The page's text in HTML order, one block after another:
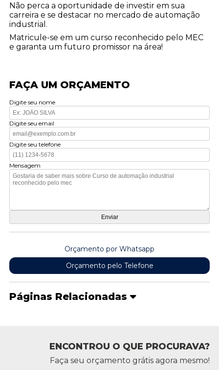
Não perca a oportunidade de investir em sua
carreira e se destacar no mercado de automação
industrial.
Matricule-se em um curso reconhecido pelo MEC
e garanta um futuro promissor na área!
FAÇA UM ORÇAMENTO
Digite seu nome
Digite seu email
Digite seu telefone
Mensagem
Orçamento por Whatsapp
Orçamento pelo Telefone
Páginas Relacionadas
ENCONTROU O QUE PROCURAVA?
Faça seu orçamento grátis agora mesmo!